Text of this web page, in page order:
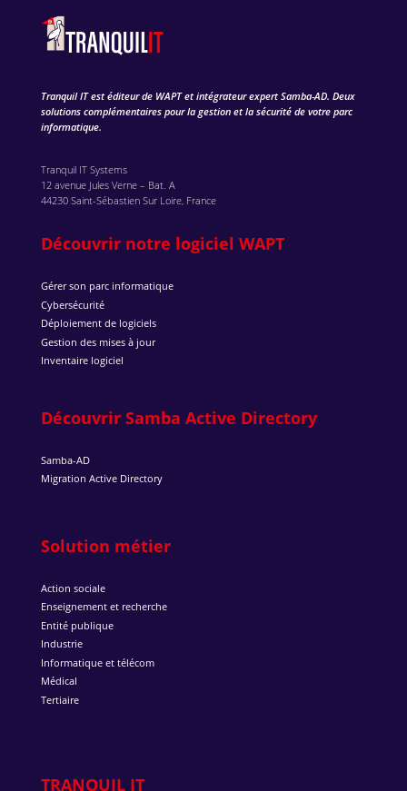
Tranquil IT est éditeur de WAPT et intégrateur expert Samba-AD. Deux
solutions complémentaires pour la gestion et la sécurité de votre parc
informatique.
Tranquil IT Systems
12 avenue Jules Verne – Bat. A
44230 Saint-Sébastien Sur Loire, France
Découvrir notre logiciel WAPT
Gérer son parc informatique
Cybersécurité
Déploiement de logiciels
Gestion des mises à jour
Inventaire logiciel
Découvrir Samba Active Directory
Samba-AD
Migration Active Directory
Solution métier
Action sociale
Enseignement et recherche
Entité publique
Industrie
Informatique et télécom
Médical
Tertiaire
TRANQUIL IT